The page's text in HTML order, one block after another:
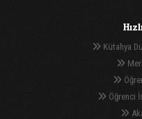
Kütahya
Öğrenci